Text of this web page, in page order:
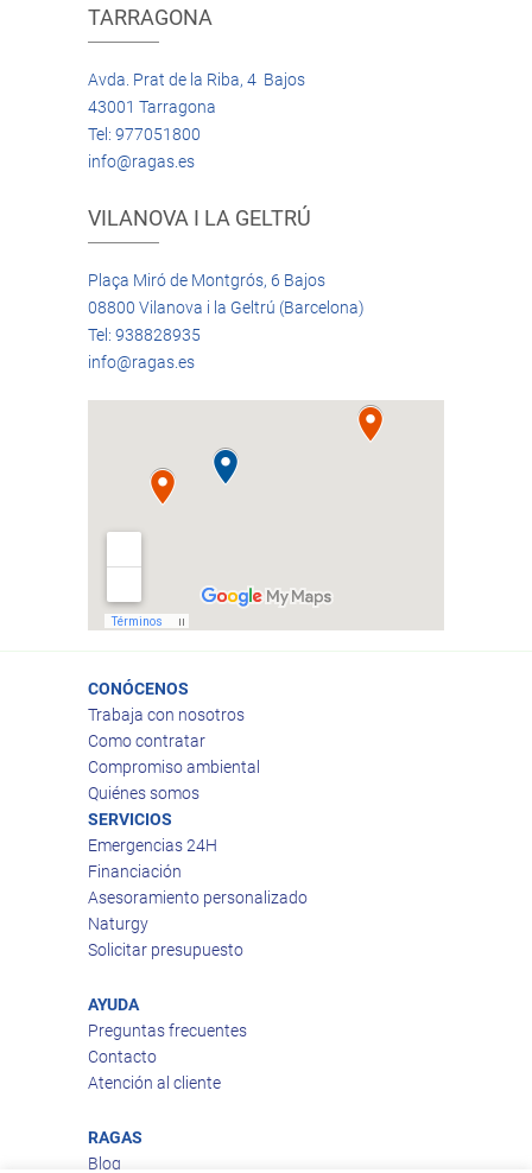
TARRAGONA
Avda. Prat de la Riba, 4 Bajos
43001 Tarragona
Tel: 977051800
info@ragas.es
VILANOVA I LA GELTRÚ
Plaça Miró de Montgrós, 6 Bajos
08800 Vilanova i la Geltrú (Barcelona)
Tel: 938828935
info@ragas.es
CONÓCENOS
Trabaja con nosotros
Como contratar
Compromiso ambiental
Quiénes somos
SERVICIOS
Emergencias 24H
Financiación
Asesoramiento personalizado
Naturgy
Solicitar presupuesto
AYUDA
Preguntas frecuentes
Contacto
Atención al cliente
RAGAS
Blog